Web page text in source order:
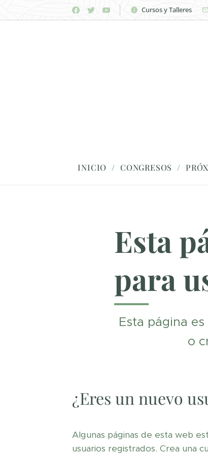
Cursos y Talleres
INICIO CONGRESOS
Esta
para
Esta página
o
¿Eres un nuevo
Algunas páginas de esta web
usuarios registrados. Crea una